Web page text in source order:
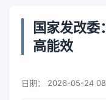
国家发改委
高能效
日期： 2026-05-24